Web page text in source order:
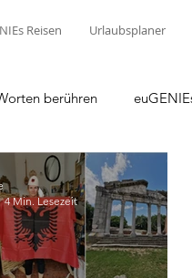
Reisen Urlaubsplaner
berühren
4 Min. Lesezeit